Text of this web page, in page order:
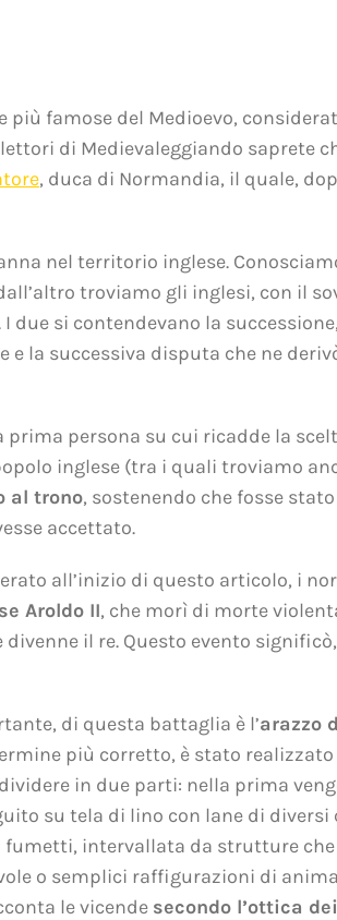
famose del Medioevo,
di Medievaleggiando saprete
, duca di Normandia, il quale,
nel territorio inglese.
troviamo gli inglesi, con il
due si contendevano la
e la successiva disputa che ne
persona su cui ricadde la
inglese (tra i quali troviamo
al trono, sostenendo che fosse
accettato.
all’inizio di questo articolo, i
Aroldo II, che morì di morte
il re. Questo evento
di questa battaglia è l’arazzo
più corretto, è stato
in due parti: nella prima
su tela di lino con lane di
intervallata da strutture che
o semplici raffigurazioni di
le vicende secondo l’ottica